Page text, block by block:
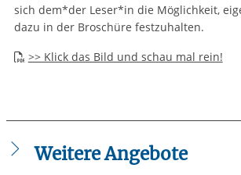
sich dem*der Leser*in die Möglichkeit,
dazu in der Broschüre festzuhalten.
>> Klick das Bild und schau mal rein!
Weitere Angebote